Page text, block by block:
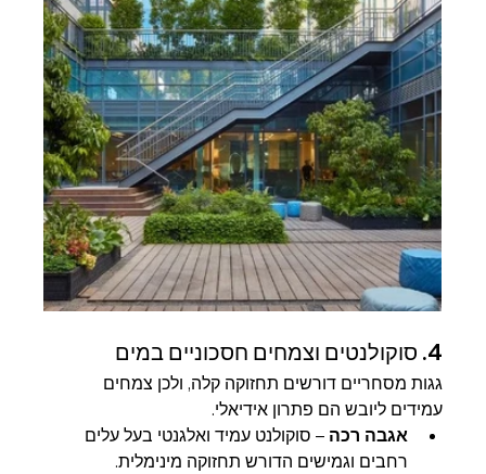
4. סוקולנטים וצמחים חסכוניים במים
גגות מסחריים דורשים תחזוקה קלה, ולכן צמחים
עמידים ליובש הם פתרון אידיאלי.
אגבה רכה – סוקולנט עמיד ואלגנטי בעל עלים
רחבים וגמישים הדורש תחזוקה מינימלית.